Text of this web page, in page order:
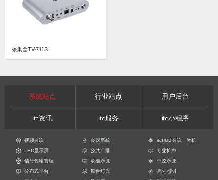
采集盒TV-711S
系统站点 行业站点 用户后台
itc资讯 itc服务 itc小程序
视频会议 会议系统
itcHUB会议一体机
LED显示屏
公共广播
专业扩声
信号传输管理
录播系统
中控系统
分布式平台
舞台灯光
亮化照明